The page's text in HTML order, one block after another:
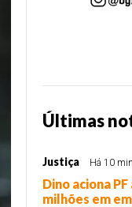
Últimas
Justiça Há 10
Dino aciona
milhões em